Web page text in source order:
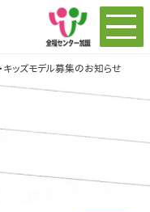
キッズモデル募集のお知らせ